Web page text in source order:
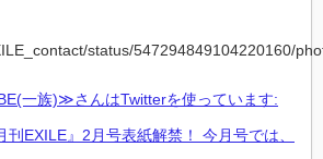
一族)≫さんはTwitterを使っています:
EXILE』2月号表紙解禁！ 今月号では、